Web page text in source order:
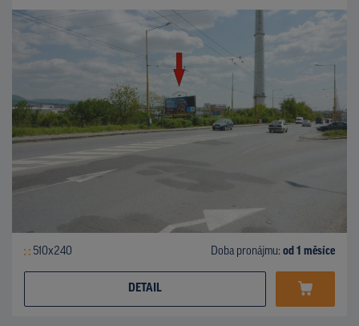
510x240 Doba pronájmu: od 1 měsíce
DETAIL